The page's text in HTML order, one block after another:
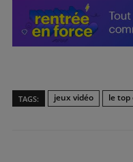
TAGS: jeux vidéo le top